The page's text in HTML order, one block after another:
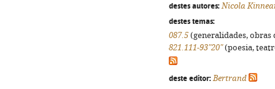
destes autores: Nicola
destes temas:
087.5 (generalidades,
821.111-93"20"(poesia,
deste editor: Bertrand